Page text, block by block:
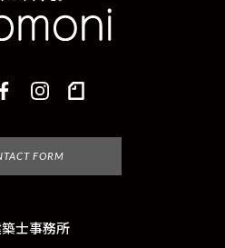
FORM
士事務所